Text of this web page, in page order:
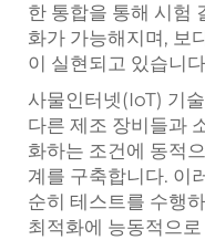
한 통합을 통해 시험
화가 가능해지며, 보
이 실현되고 있습니
사물인터넷(IoT) 기
다른 제조 장비들과
화하는 조건에 동적
계를 구축합니다. 이
순히 테스트를 수행
최적화에 능동적으